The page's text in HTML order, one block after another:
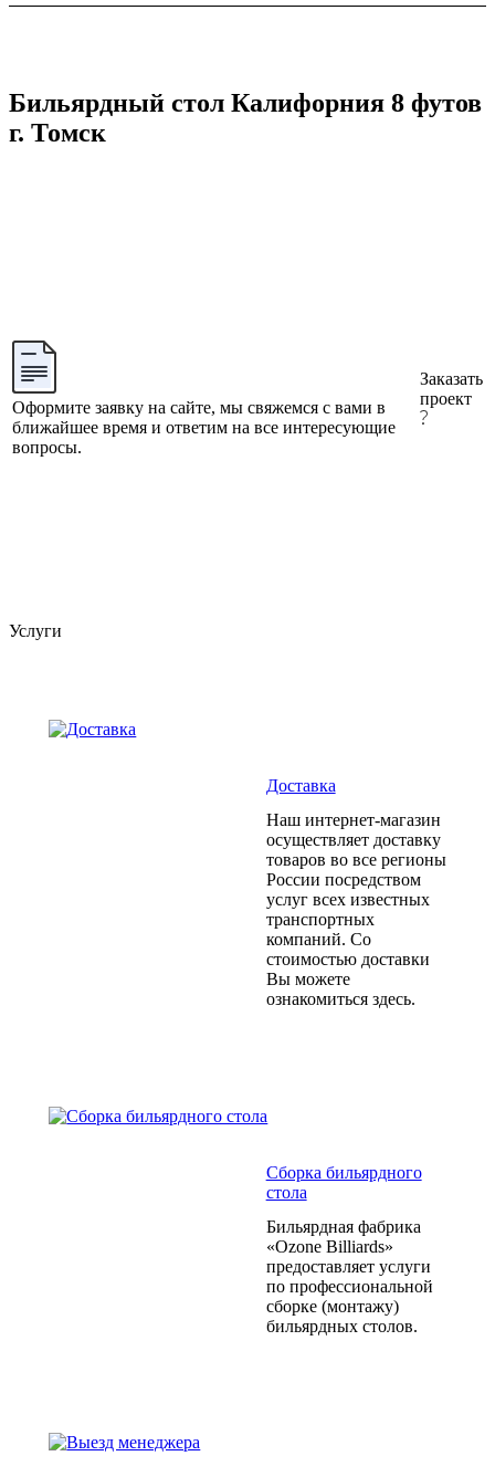
Бильярдный стол Калифорния 8 футов
г. Томск
Оформите заявку на сайте, мы свяжемся с вами в
ближайшее время и ответим на все интересующие
вопросы.
Заказать
проект
Услуги
Доставка
Наш интернет-магазин
осуществляет доставку
товаров во все регионы
России посредством
услуг всех известных
транспортных
компаний. Со
стоимостью доставки
Вы можете
ознакомиться здесь.
Сборка бильярдного
стола
Бильярдная фабрика
«Ozone Billiards»
предоставляет услуги
по профессиональной
сборке (монтажу)
бильярдных столов.